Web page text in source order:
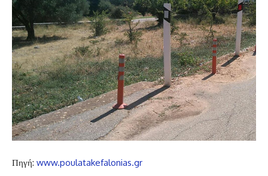
Πηγή: www.poulatakefalonias.gr